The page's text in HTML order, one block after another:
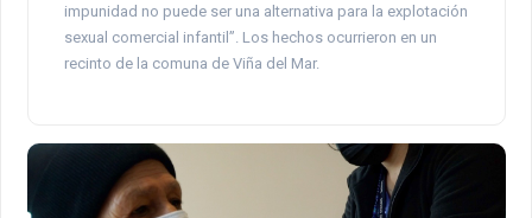
impunidad no puede ser una alternativa para la explotación
sexual comercial infantil”. Los hechos ocurrieron en un
recinto de la comuna de Viña del Mar.